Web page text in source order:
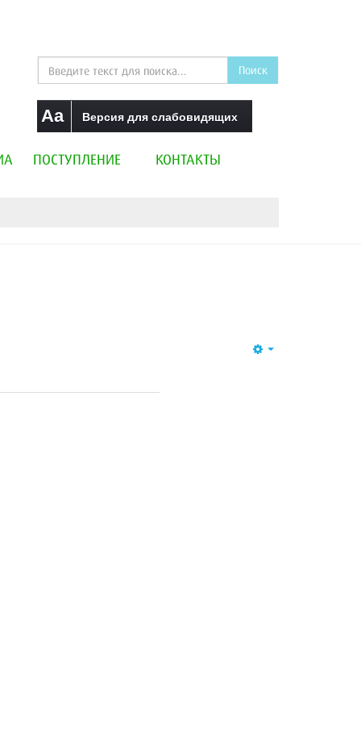
Поиск
Aa Версия для слабовидящих
ПОСТУПЛЕНИЕ КОНТАКТЫ